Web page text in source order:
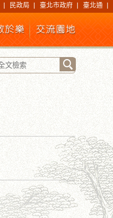
民政局 臺北市政府 臺北通